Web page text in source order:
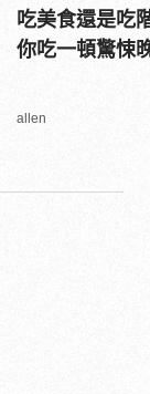
吃美食還是吃
你吃一頓驚悚
allen